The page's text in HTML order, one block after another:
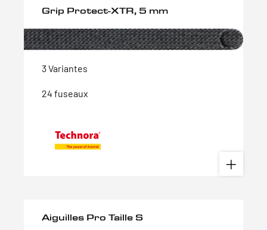
Grip Protect-XTR, 5 mm
3 Variantes
24 fuseaux
Aiguilles Pro Taille S